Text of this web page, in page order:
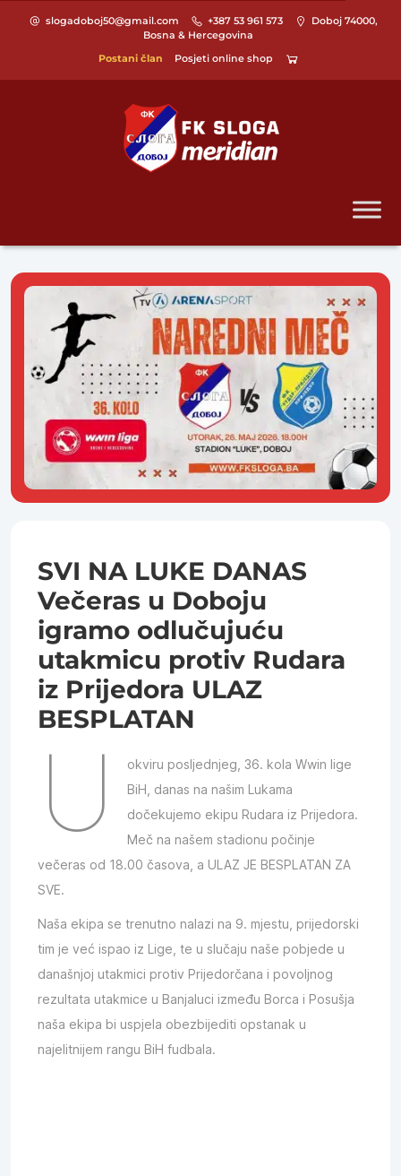
slogadoboj50@gmail.com +387 53 961 573
Doboj 74000,
Bosna & Hercegovina
Postani član
Posjeti online shop
SVI NA LUKE DANAS
Večeras u Doboju
igramo odlučujuću
utakmicu protiv Rudara
iz Prijedora ULAZ
BESPLATAN
U
okviru posljednjeg, 36. kola Wwin lige
BiH, danas na našim Lukama
dočekujemo ekipu Rudara iz Prijedora.
Meč na našem stadionu počinje
večeras od 18.00 časova, a ULAZ JE BESPLATAN ZA
SVE.
Naša ekipa se trenutno nalazi na 9. mjestu, prijedorski
tim je već ispao iz Lige, te u slučaju naše pobjede u
današnjoj utakmici protiv Prijedorčana i povoljnog
rezultata utakmice u Banjaluci između Borca i Posušja
naša ekipa bi uspjela obezbijediti opstanak u
najelitnijem rangu BiH fudbala.